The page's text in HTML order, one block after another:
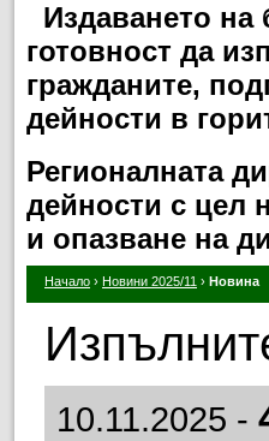
Издаването на
готовност да
гражданите,
дейности в
Регионалната
дейности с цел
и опазване на
Начало › Новини 2025/11 › Новина
10.11.2025 -